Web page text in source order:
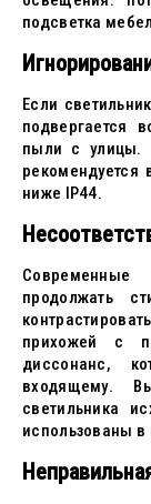
подсветка
Если
подвергается
пыли с улицы.
ниже IP44.
продолжать
прихожей с
диссонанс,
входящему.
светильника
использованы в